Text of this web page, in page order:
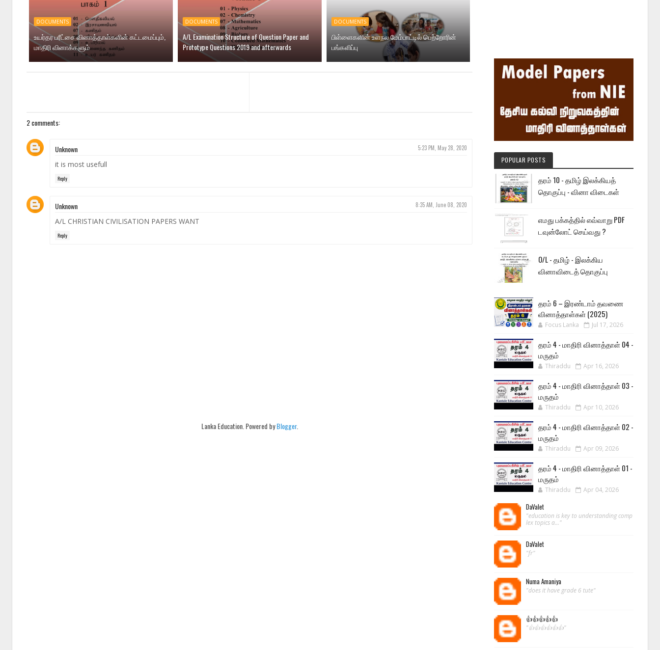
DOCUMENTS
உயர்தர பரீட்சை வினாத்தாள்களின் கட்டமைப்பும்,
மாதிரி வினாக்களும்
DOCUMENTS
A/L Examination Structure of Question Paper and
Prototype Questions 2019 and afterwards
DOCUMENTS
பிள்ளைகளின் உளநல மேம்பாட்டில் பெற்றோரின்
பங்களிப்பு
2 comments:
Unknown 5:23 PM, May 28, 2020
it is most usefull
Reply
Unknown 8:35 AM, June 08, 2020
A/L CHRISTIAN CIVILISATION PAPERS WANT
Reply
Lanka Education. Powered byBlogger.
POPULAR POSTS
தரம் 10 - தமிழ் இலக்கியத்
தொகுப்பு - வினா விடைகள்
எமது பக்கத்தில் எவ்வாறு PDF
டவுன்லோட் செய்வது ?
O/L - தமிழ் - இலக்கிய
வினாவிடைத் தொகுப்பு
தரம் 6 – இரண்டாம் தவணை
வினாத்தாள்கள் (2025)
Focus Lanka Jul 17, 2026
தரம் 4 - மாதிரி வினாத்தாள் 04 -
மருதம்
Thiraddu Apr 16, 2026
தரம் 4 - மாதிரி வினாத்தாள் 03 -
மருதம்
Thiraddu Apr 10, 2026
தரம் 4 - மாதிரி வினாத்தாள் 02 -
மருதம்
Thiraddu Apr 09, 2026
தரம் 4 - மாதிரி வினாத்தாள் 01 -
மருதம்
Thiraddu Apr 04, 2026
DaValet
"education is key to understanding comp
lex topics a..."
DaValet
"fr"
Numa Amaniya
"does it have grade 6 tute"
👍👍👍👍👍
"👍👍👍👍👍👍"